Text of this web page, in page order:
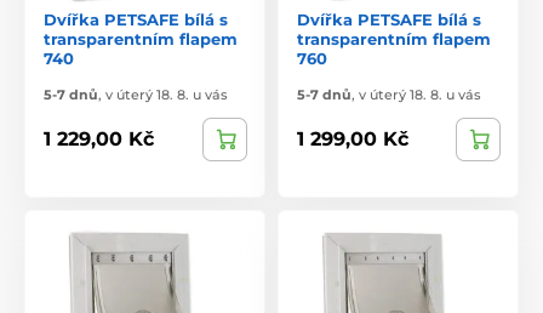
Dvířka PETSAFE bílá s
transparentním flapem
740
5-7 dnů, v úterý 18. 8. u vás
1 229,00 Kč
Dvířka PETSAFE bílá s
transparentním flapem
760
5-7 dnů, v úterý 18. 8. u vás
1 299,00 Kč